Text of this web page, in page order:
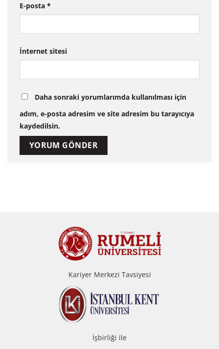
E-posta *
İnternet sitesi
Daha sonraki yorumlarımda kullanılması için
adım, e-posta adresim ve site adresim bu tarayıcıya
kaydedilsin.
Kariyer Merkezi Tavsiyesi
İşbirliği ile